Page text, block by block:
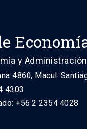
y Administración
4860, Macul.
4303
+56 2 2354 4028